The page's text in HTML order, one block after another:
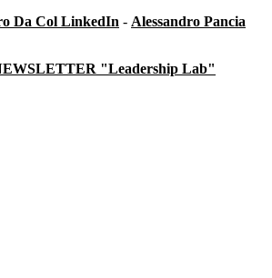
Da Col LinkedIn - Alessandro Pancia
"Leadership Lab"